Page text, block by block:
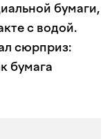
бумаги,
с водой.
сюрприз:
бумага